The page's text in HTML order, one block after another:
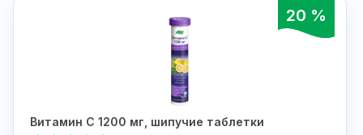
20 %
Витамин С 1200 мг, шипучие таблетки